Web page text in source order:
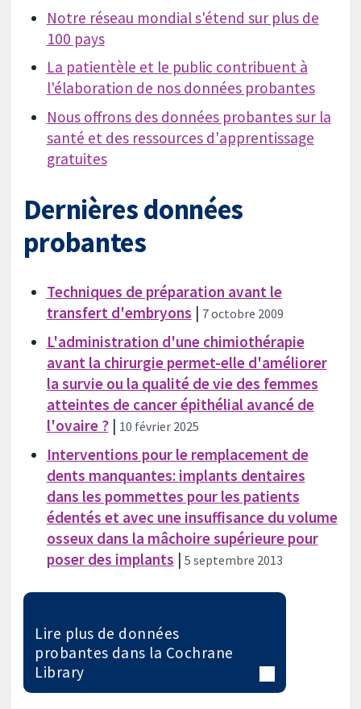
Notre réseau mondial s'étend sur plus de
100 pays
La patientèle et le public contribuent à
l'élaboration de nos données probantes
Nous offrons des données probantes sur la
santé et des ressources d'apprentissage
gratuites
Dernières données
probantes
Techniques de préparation avant le
transfert d'embryons | 7 octobre 2009
L'administration d'une chimiothérapie
avant la chirurgie permet-elle d'améliorer
la survie ou la qualité de vie des femmes
atteintes de cancer épithélial avancé de
l'ovaire ?| 10 février 2025
Interventions pour le remplacement de
dents manquantes: implants dentaires
dans les pommettes pour les patients
édentés et avec une insuffisance du volume
osseux dans la mâchoire supérieure pour
poser des implants | 5 septembre 2013
Lire plus de données
probantes dans la Cochrane
Library